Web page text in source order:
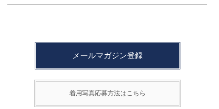
メールマガジン登録
着用写真応募方法はこちら